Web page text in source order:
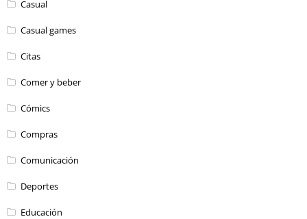
Casual
Casual games
Citas
Comer y beber
Cómics
Compras
Comunicación
Deportes
Educación